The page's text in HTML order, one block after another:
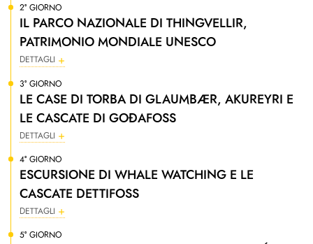
2° GIORNO
IL PARCO NAZIONALE DI THINGVELLIR,
PATRIMONIO MONDIALE UNESCO
DETTAGLI
3° GIORNO
LE CASE DI TORBA DI GLAUMBÆR, AKUREYRI E
LE CASCATE DI GOÐAFOSS
DETTAGLI
4° GIORNO
ESCURSIONE DI WHALE WATCHING E LE
CASCATE DETTIFOSS
DETTAGLI
5° GIORNO